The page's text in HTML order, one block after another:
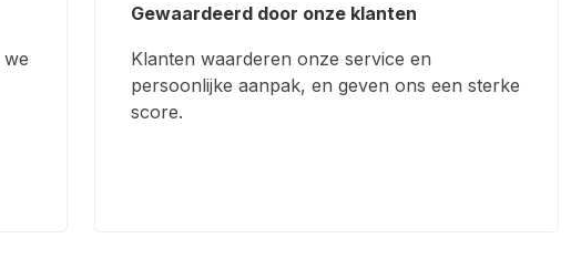
Gewaardeerd door onze klanten
Klanten waarderen onze service en
persoonlijke aanpak, en geven ons een sterke
score.